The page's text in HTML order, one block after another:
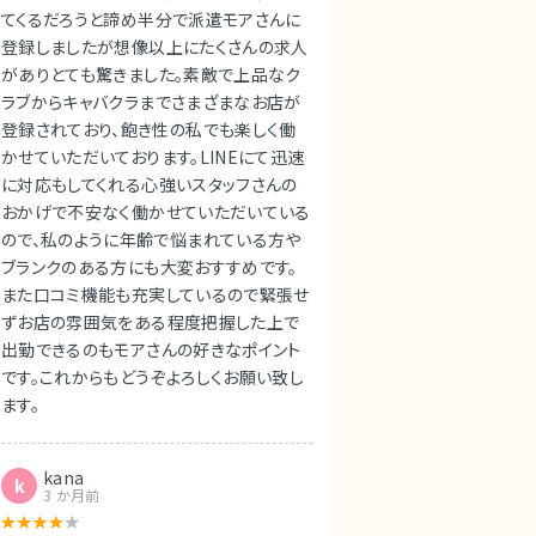
てくるだろうと諦め半分で派遣モアさんに
登録しましたが想像以上にたくさんの求人
がありとても驚きました。素敵で上品なク
ラブからキャバクラまでさまざまなお店が
登録されており、飽き性の私でも楽しく働
かせていただいております。LINEにて迅速
に対応もしてくれる心強いスタッフさんの
おかげで不安なく働かせていただいている
ので、私のように年齢で悩まれている方や
ブランクのある方にも大変おすすめです。
また口コミ機能も充実しているので緊張せ
ずお店の雰囲気をある程度把握した上で
出勤できるのもモアさんの好きなポイント
です。これからもどうぞよろしくお願い致し
ます。
k kana
3 か月前